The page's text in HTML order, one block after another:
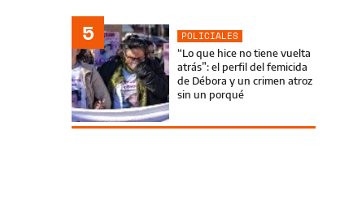
5
POLICIALES
“Lo que hice no tiene vuelta
atrás”: el perfil del femicida
de Débora y un crimen atroz
sin un porqué